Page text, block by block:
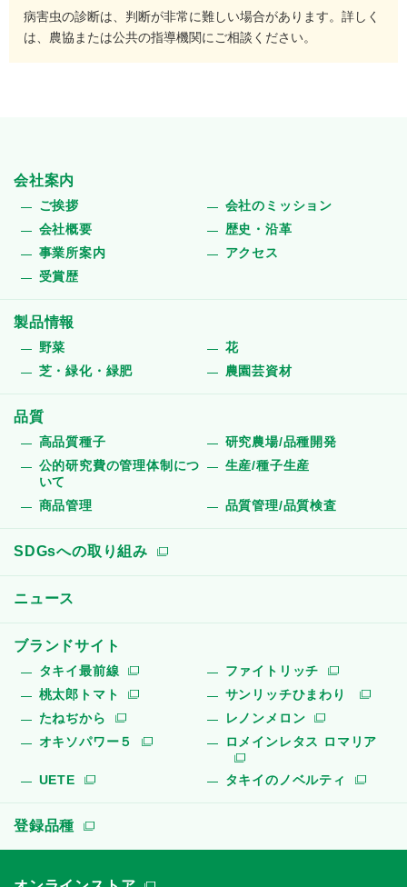
病害虫の診断は、判断が非常に難しい場合があります。詳しく
は、農協または公共の指導機関にご相談ください。
会社案内
ご挨拶
会社のミッション
会社概要
歴史・沿革
事業所案内
アクセス
受賞歴
製品情報
野菜
花
芝・緑化・緑肥
農園芸資材
品質
高品質種子
研究農場/品種開発
公的研究費の管理体制につ
いて
生産/種子生産
商品管理 品質管理/品質検査
SDGsへの取り組み
ニュース
ブランドサイト
タキイ最前線
ファイトリッチ
桃太郎トマト
サンリッチひまわり
たねぢから
レノンメロン
オキソパワー５
ロメインレタス ロマリア
UETE タキイのノベルティ
登録品種